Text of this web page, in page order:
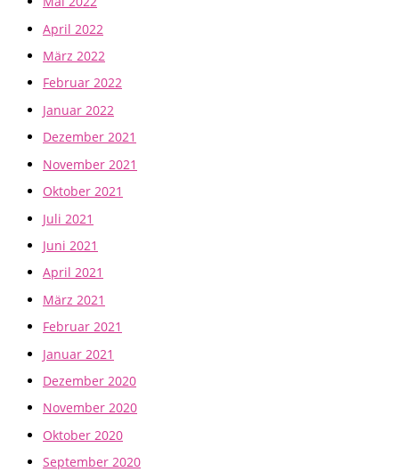
April 2022
März 2022
Februar 2022
Januar 2022
Dezember 2021
November 2021
Oktober 2021
Juli 2021
Juni 2021
April 2021
März 2021
Februar 2021
Januar 2021
Dezember 2020
November 2020
Oktober 2020
September 2020